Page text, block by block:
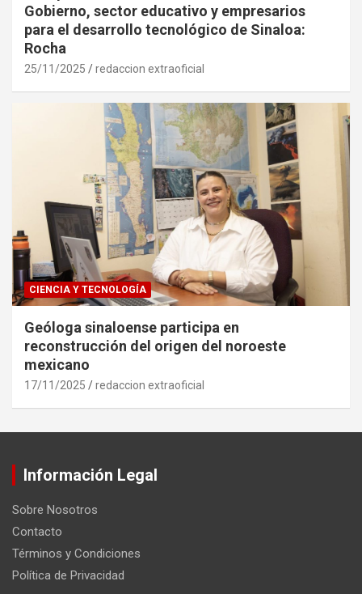
Gobierno, sector educativo y empresarios
para el desarrollo tecnológico de Sinaloa:
Rocha
25/11/2025 redaccion extraoficial
CIENCIA Y TECNOLOGÍA
Geóloga sinaloense participa en
reconstrucción del origen del noroeste
mexicano
17/11/2025 redaccion extraoficial
Información Legal
Sobre Nosotros
Contacto
Términos y Condiciones
Política de Privacidad